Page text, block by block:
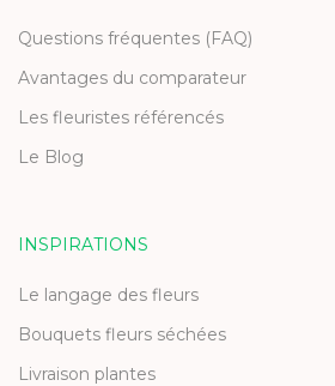
Questions fréquentes (FAQ)
Avantages du comparateur
Les fleuristes référencés
Le Blog
INSPIRATIONS
Le langage des fleurs
Bouquets fleurs séchées
Livraison plantes